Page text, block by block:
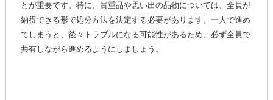
とが重要です。特に、貴重品や思い出の品物については、全員が
納得できる形で処分方法を決定する必要があります。一人で進め
てしまうと、後々トラブルになる可能性があるため、必ず全員で
共有しながら進めるようにしましょう。